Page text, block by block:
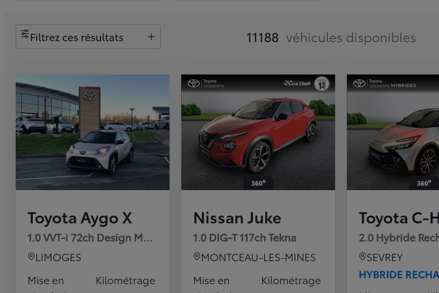
Filtrez ces résultats 11188 véhicules disponibles
Toyota Aygo X
1.0 VVT-i 72ch Design MY23
LIMOGES
Mise en
Kilométrage
Nissan Juke
1.0 DIG-T 117ch Tekna
MONTCEAU-LES-MINES
Mise en
Kilométrage
Toyota C-
2.0 Hybride
SEVREY
HYBRIDE